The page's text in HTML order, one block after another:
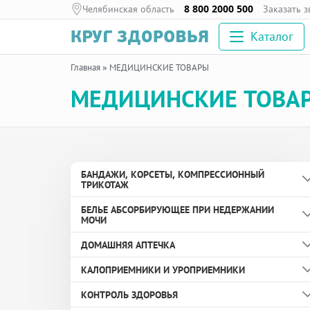
Челябинская область 8 800 2000 500 Заказать
Каталог
Главная» МЕДИЦИНСКИЕ ТОВАРЫ
МЕДИЦИНСКИЕ
Сертификат
БАНДАЖИ, КОРСЕТЫ, КОМПРЕССИОННЫЙ
ТРИКОТАЖ
Бандаж дородовой
Бандаж противогрыжевой
Бандаж с аппликаторами биомагнитными
медицинскими
Бандаж согревающий
БЕЛЬЕ АБСОРБИРУЮЩЕЕ ПРИ НЕДЕРЖАНИИ
МОЧИ
Вкладыши урологические
Пелёнки
Подгузники и подгузники-трусы для взрослых
ДОМАШНЯЯ АПТЕЧКА
Здоровье глаз
Здоровье ног и суставов
КАЛОПРИЕМНИКИ И УРОПРИЕМНИКИ
Зажим для дренируемого калоприемника
КОНТРОЛЬ ЗДОРОВЬЯ